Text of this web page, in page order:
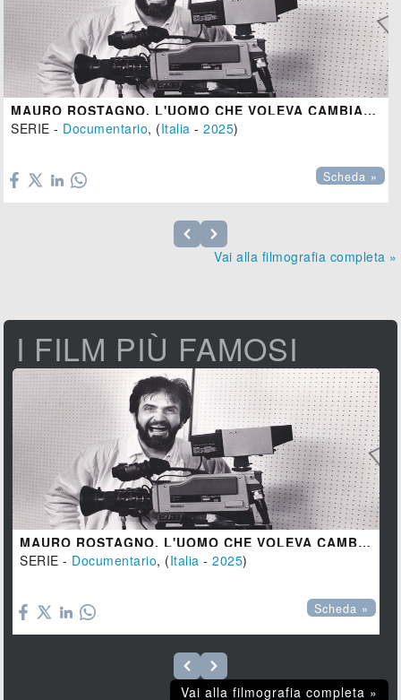
MAURO ROSTAGNO. L'UOMO CHE VOLEVA CAMBIARE IL MONDO
SERIE - Documentario, (Italia -2025)
Scheda »
Vai alla filmografia completa »
I FILM PIÙ FAMOSI
MAURO ROSTAGNO. L'UOMO CHE VOLEVA CAMBIARE IL MONDO
SERIE - Documentario, (Italia -2025)
Scheda »
Vai alla filmografia completa »